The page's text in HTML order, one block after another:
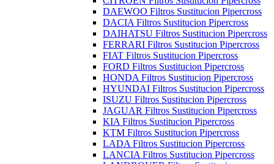
DAEWOO Filtros Sustitucion Pipercross
DACIA Filtros Sustitucion Pipercross
DAIHATSU Filtros Sustitucion Pipercross
FERRARI Filtros Sustitucion Pipercross
FIAT Filtros Sustitucion Pipercross
FORD Filtros Sustitucion Pipercross
HONDA Filtros Sustitucion Pipercross
HYUNDAI Filtros Sustitucion Pipercross
ISUZU Filtros Sustitucion Pipercross
JAGUAR Filtros Sustitucion Pipercross
KIA Filtros Sustitucion Pipercross
KTM Filtros Sustitucion Pipercross
LADA Filtros Sustitucion Pipercross
LANCIA Filtros Sustitucion Pipercross